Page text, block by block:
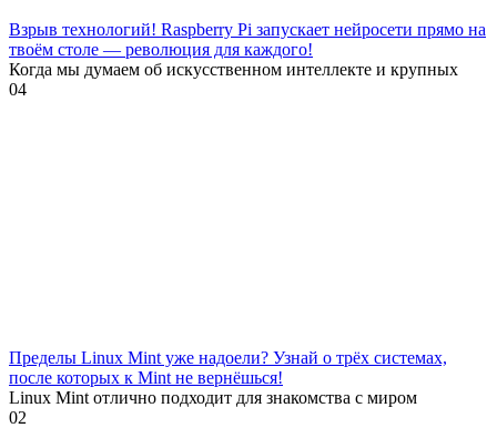
Взрыв технологий! Raspberry Pi запускает нейросети прямо на
твоём столе — революция для каждого!
Когда мы думаем об искусственном интеллекте и крупных
04
Пределы Linux Mint уже надоели? Узнай о трёх системах,
после которых к Mint не вернёшься!
Linux Mint отлично подходит для знакомства с миром
02